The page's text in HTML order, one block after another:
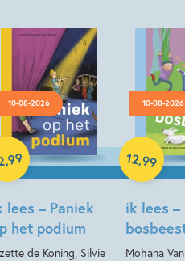
10-08-2026
lees – Paniek
het podium
de Koning, Silvie
,99
Hardcover
10-08-2026
ik lees –
Mohana
12,99
Hardcover